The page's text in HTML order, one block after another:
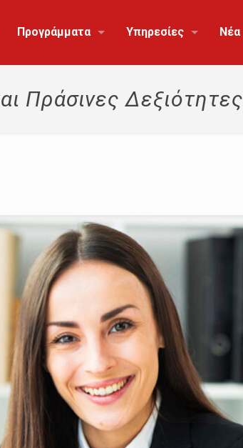
Προγράμματα Υπηρεσίες Νέα
Πράσινες Δεξιότητες